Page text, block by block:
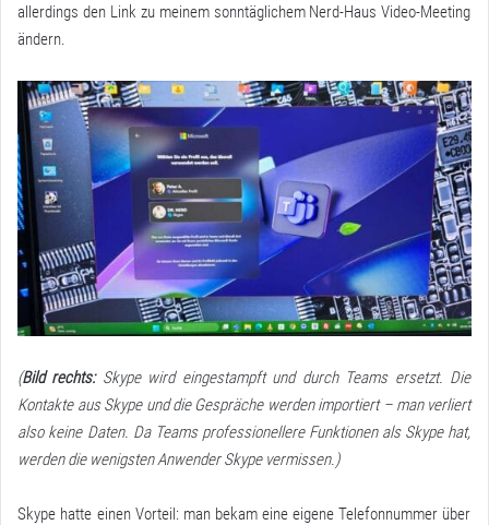
allerdings den Link zu meinem sonntäglichem Nerd-Haus Video-Meeting
ändern.
(Bild rechts:Skype wird eingestampft und durch Teams ersetzt. Die
Kontakte aus Skype und die Gespräche werden importiert – man verliert
also keine Daten. Da Teams professionellere Funktionen als Skype hat,
werden die wenigsten Anwender Skype vermissen.)
Skype hatte einen Vorteil: man bekam eine eigene Telefonnummer über